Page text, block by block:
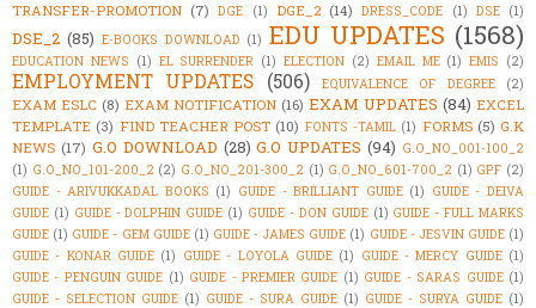
TRANSFER-PROMOTION (7) DGE (1) DGE_2 (14) DRESS_CODE (1) DSE (1)
DSE_2 (85) E-BOOKS DOWNLOAD (1) EDU UPDATES (1568)
EDUCATION NEWS (1) EL SURRENDER (1) ELECTION (2) EMAIL ME (1) EMIS (2)
EMPLOYMENT UPDATES (506) EQUIVALENCE OF DEGREE (2)
EXAM ESLC (8) EXAM NOTIFICATION (16) EXAM UPDATES (84) EXCEL
TEMPLATE (3) FIND TEACHER POST (10) FONTS -TAMIL (1) FORMS (5) G.K
NEWS (17) G.O DOWNLOAD (28) G.O UPDATES (94) G.O_NO_001-100_2
(1) G.O_NO_101-200_2 (2) G.O_NO_201-300_2 (1) G.O_NO_601-700_2 (1) GPF (2)
GUIDE - ARIVUKKADAL BOOKS (1) GUIDE - BRILLIANT GUIDE (1) GUIDE - DEIVA
GUIDE (1) GUIDE - DOLPHIN GUIDE (1) GUIDE - DON GUIDE (1) GUIDE - FULL MARKS
GUIDE (1) GUIDE - GEM GUIDE (1) GUIDE - JAMES GUIDE (1) GUIDE - JESVIN GUIDE (1)
GUIDE - KONAR GUIDE (1) GUIDE - LOYOLA GUIDE (1) GUIDE - MERCY GUIDE (1)
GUIDE - PENGUIN GUIDE (1) GUIDE - PREMIER GUIDE (1) GUIDE - SARAS GUIDE (1)
GUIDE - SELECTION GUIDE (1) GUIDE - SURA GUIDE (1) GUIDE - SURYA GUIDE (1)